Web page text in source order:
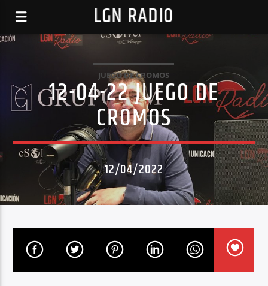
LGN RADIO
JUEGO DE CROMOS
12-04-22 JUEGO DE
CROMOS
12/04/2022